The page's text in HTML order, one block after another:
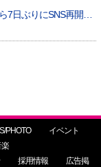
7日ぶりにSNS再開…
PHOTO
イベント
採用情報 広告掲